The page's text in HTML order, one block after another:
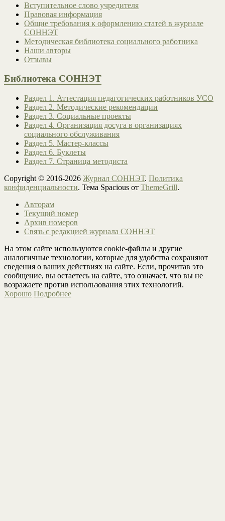
Вступительное слово учредителя
Правовая информация
Общие требования к оформлению статей в журнале
СОННЭТ
Методическая библиотека социального работника
Наши авторы
Отзывы
Библиотека СОННЭТ
Раздел 1. Аттестация педагогических работников УСО
Раздел 2. Методические рекомендации
Раздел 3. Социальные проекты
Раздел 4. Организация досуга в организациях
социального обслуживания
Раздел 5. Мастер-классы
Раздел 6. Буклеты
Раздел 7. Страница методиста
Copyright © 2016-2026 Журнал СОННЭТ. Политика
конфиденциальности. Тема Spacious от ThemeGrill.
Авторам
Текущий номер
Архив номеров
Связь с редакцией журнала СОННЭТ
На этом сайте используются cookie-файлы и другие
аналогичные технологии, которые для удобства сохраняют
сведения о ваших действиях на сайте. Если, прочитав это
сообщение, вы остаетесь на сайте, это означает, что вы не
возражаете против использования этих технологий.
Хорошо Подробнее